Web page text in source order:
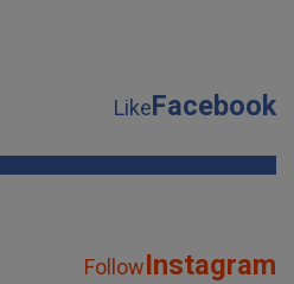
LikeFacebook
FollowInstagram